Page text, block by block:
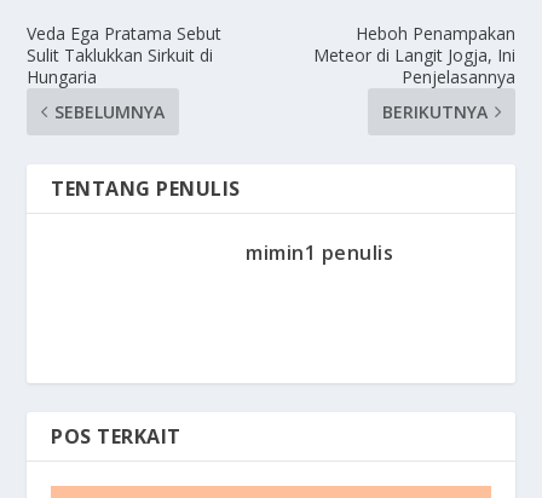
Veda Ega Pratama Sebut
Sulit Taklukkan Sirkuit di
Hungaria
SEBELUMNYA
Heboh Penampakan
Meteor di Langit Jogja, Ini
Penjelasannya
BERIKUTNYA
TENTANG PENULIS
mimin1 penulis
POS TERKAIT